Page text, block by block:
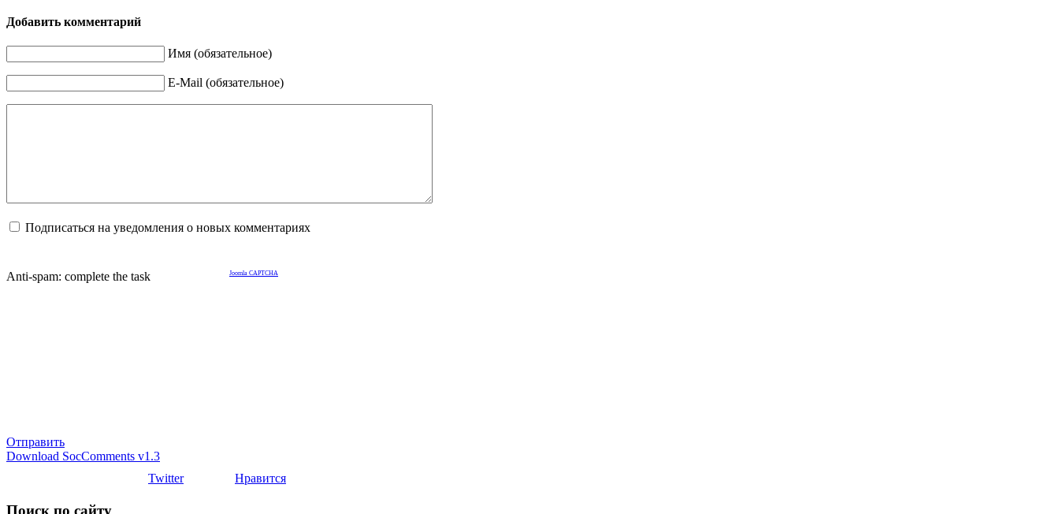
Добавить комментарий
Имя (обязательное)
E-Mail (обязательное)
Подписаться на уведомления о новых комментариях
Anti-spam: complete the task Joomla CAPTCHA
Отправить
Download SocComments v1.3
Twitter
Нравится
Поиск по сайту